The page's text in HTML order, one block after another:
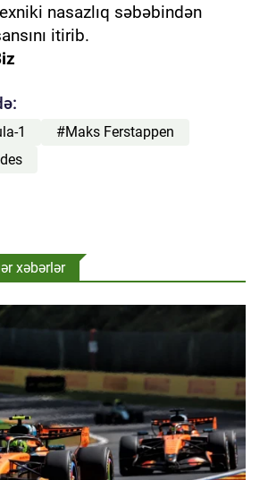
nasazlıq səbəbindən
itirib.
1
#Maks Ferstappen
xəbərlər